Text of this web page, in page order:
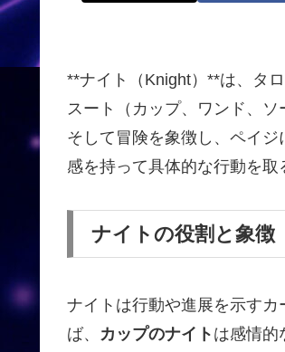
**ナイト（Knight）**は、タ
スート（カップ、ワンド、
そして冒険を象徴し、ペイ
感を持って具体的な行動を取
ナイトの役割と象徴
ナイトは行動や進展を示す
ば、 カップのナイト は感情的